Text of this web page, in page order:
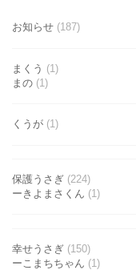
お知らせ (187)
まくう (1)
まの (1)
くうが (1)
保護うさぎ (224)
ーきよまさくん (1)
幸せうさぎ (150)
ーこまちちゃん (1)